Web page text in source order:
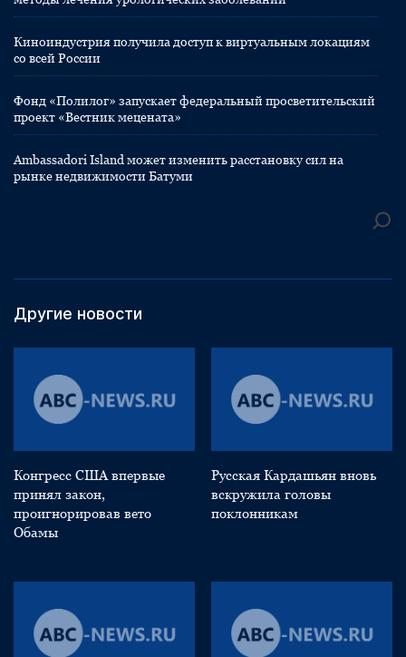
Киноиндустрия получила доступ к виртуальным локациям
со всей России
Фонд «Полилог» запускает федеральный просветительский
проект «Вестник мецената»
Ambassadori Island может изменить расстановку сил на
рынке недвижимости Батуми
Другие новости
Конгресс США впервые
принял закон,
проигнорировав вето
Обамы
Русская Кардашьян вновь
вскружила головы
поклонникам